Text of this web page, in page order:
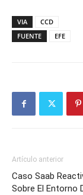
VIA
CCD
FUENTE
EFE
Artículo anterior
Caso Saab
Sobre El Entorno